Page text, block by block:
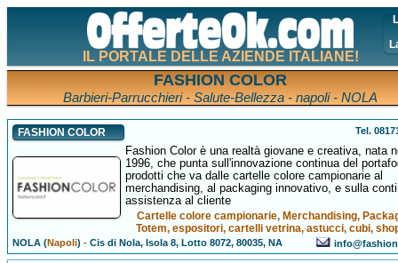
IL PORTALE DELLE AZIENDE ITALIANE!
FASHION COLOR
Barbieri-Parrucchieri - Salute-Bellezza - napoli - NOLA
FASHION COLOR Tel.
Fashion Color è una realtà giovane e creativa, nata
1996, che punta sull'innovazione continua del
prodotti che va dalle cartelle colore campionarie al
merchandising, al packaging innovativo, e sulla
assistenza al cliente
Cartelle colore campionarie, Merchandising,
Totem, espositori, cartelli vetrina, astucci, cubi,
NOLA (Napoli) -Cis di Nola, Isola 8, Lotto 8072, 80035, NA